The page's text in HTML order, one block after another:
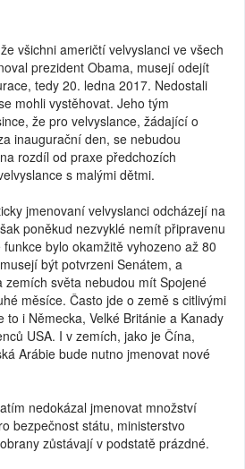
všichni američtí velvyslanci ve všech
prezident Obama, musejí odejít
tedy 20. ledna 2017. Nedostali
mohli vystěhovat. Jeho tým
že pro velvyslance, žádající o
inaugurační den, se nebudou
rozdíl od praxe předchozích
s malými dětmi.
jmenovaní velvyslanci odcházejí na
poněkud nezvyklé nemít připravenu
bylo okamžitě vyhozeno až 80
být potvrzeni Senátem, a
zemích světa nebudou mít Spojené
měsíce. Často jde o země s citlivými
to i Německa, Velké Británie a Kanady
USA. I v zemích, jako je Čína,
Arábie bude nutno jmenovat nové
nedokázal jmenovat množství
bezpečnost státu, ministerstvo
zůstávají v podstatě prázdné.